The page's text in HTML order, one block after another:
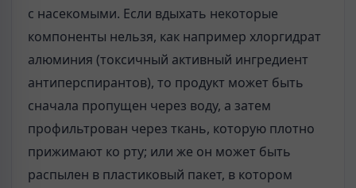
с насекомыми. Если вдыхать некоторые
компоненты нельзя, как например хлоргидрат
алюминия (токсичный активный ингредиент
антиперспирантов), то продукт может быть
сначала пропущен через воду, а затем
профильтрован через ткань, которую плотно
прижимают ко рту; или же он может быть
распылен в пластиковый пакет, в котором